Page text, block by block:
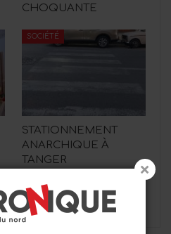
CHOQUANTE
SOCIÉTÉ
STATIONNEMENT
ANARCHIQUE À
TANGER